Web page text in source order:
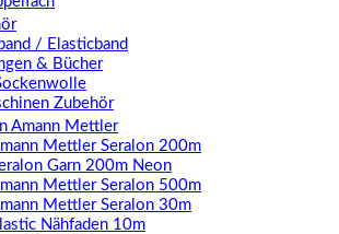
/ Elasticband
& Bücher
Zubehör
Amann Mettler
Mettler Seralon 200m
Garn 200m Neon
Mettler Seralon 500m
Mettler Seralon 30m
Nähfaden 10m